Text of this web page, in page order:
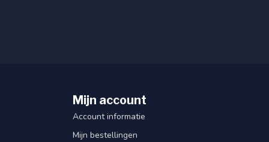
Mijn account
Account informatie
Mijn bestellingen